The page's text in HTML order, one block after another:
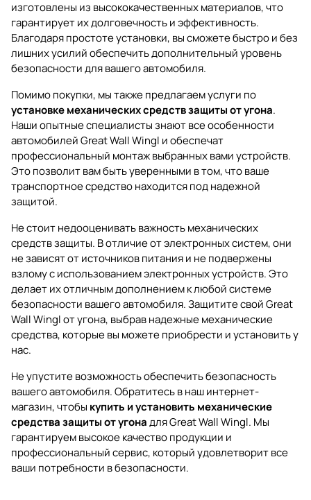
изготовлены из высококачественных материалов, что
гарантирует их долговечность и эффективность.
Благодаря простоте установки, вы сможете быстро и без
лишних усилий обеспечить дополнительный уровень
безопасности для вашего автомобиля.
Помимо покупки, мы также предлагаем услуги по
установке механических средств защиты от угона.
Наши опытные специалисты знают все особенности
автомобилей Great Wall Wingl и обеспечат
профессиональный монтаж выбранных вами устройств.
Это позволит вам быть уверенными в том, что ваше
транспортное средство находится под надежной
защитой.
Не стоит недооценивать важность механических
средств защиты. В отличие от электронных систем, они
не зависят от источников питания и не подвержены
взлому с использованием электронных устройств. Это
делает их отличным дополнением к любой системе
безопасности вашего автомобиля. Защитите свой Great
Wall Wingl от угона, выбрав надежные механические
средства, которые вы можете приобрести и установить у
нас.
Не упустите возможность обеспечить безопасность
вашего автомобиля. Обратитесь в наш интернет-
магазин, чтобы купить и установить механические
средства защиты от угонадля Great Wall Wingl. Мы
гарантируем высокое качество продукции и
профессиональный сервис, который удовлетворит все
ваши потребности в безопасности.